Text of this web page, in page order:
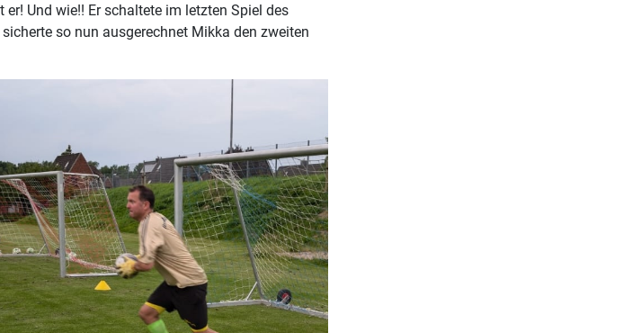
Und wie!! Er schaltete im letzten Spiel des
so nun ausgerechnet Mikka den zweiten